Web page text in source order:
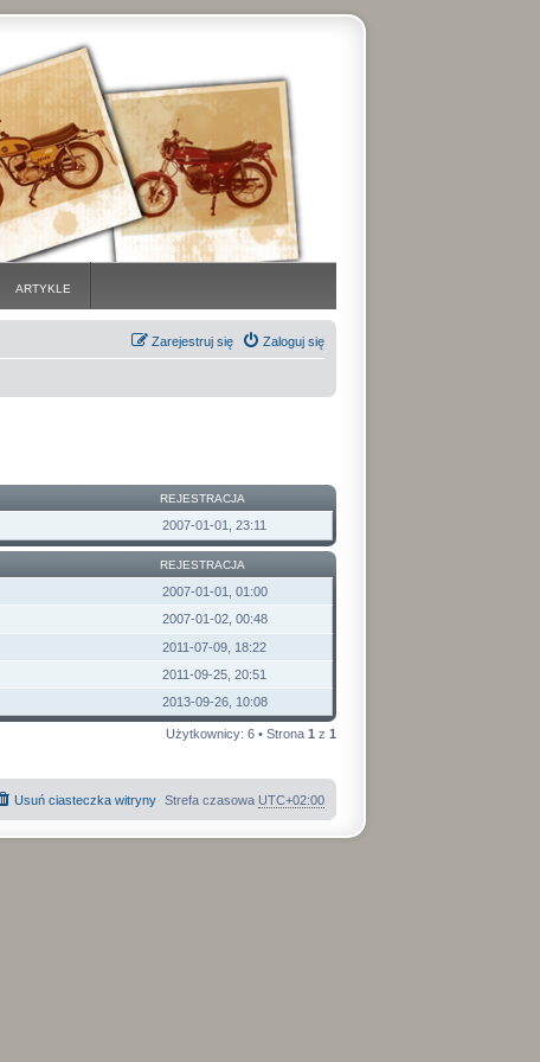
ARTYKLE
Zaloguj się
Zarejestruj się
REJESTRACJA
2007-01-01, 23:11
REJESTRACJA
2007-01-01, 01:00
2007-01-02, 00:48
2011-07-09, 18:22
2011-09-25, 20:51
2013-09-26, 10:08
Użytkownicy: 6 • Strona 1 z 1
Strefa czasowa UTC+02:00
Usuń ciasteczka witryny